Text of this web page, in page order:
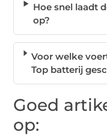
Hoe snel laadt
op?
Voor welke
Top batterij
Goed
op: